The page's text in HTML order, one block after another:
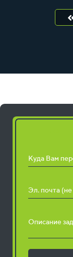
Куда Вам
Эл. почта (не
Описание